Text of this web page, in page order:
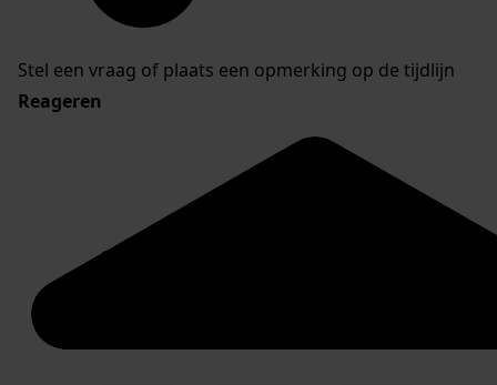
Stel een vraag of plaats een opmerking op de tijdlijn
Reageren